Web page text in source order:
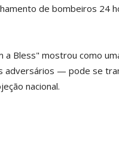
de bombeiros 24
a Bless" mostrou como
adversários — pode se
nacional.